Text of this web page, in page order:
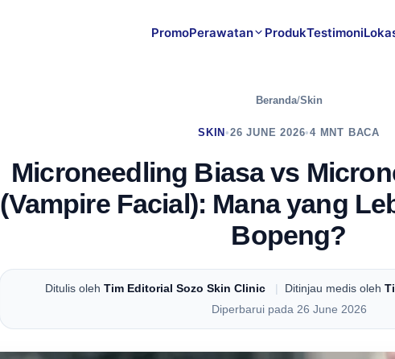
PromoPerawatan ProdukTestimoni
Beranda/Skin
SKIN•26 JUNE 2026•4 MNT BACA
Microneedling Biasa vs
(Vampire Facial): Mana yang
Bopeng?
Ditulis oleh Tim Editorial Sozo Skin Clinic | Ditinjau medis oleh
Diperbarui pada 26 June 2026